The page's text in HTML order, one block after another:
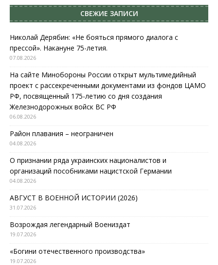
СВЕЖИЕ ЗАПИСИ
Николай Дерябин: «Не бояться прямого диалога с
прессой». Накануне 75-летия.
07.08.2026
На сайте Минобороны России открыт мультимедийный
проект с рассекреченными документами из фондов ЦАМО
РФ, посвященный 175-летию со дня создания
Железнодорожных войск ВС РФ
06.08.2026
Район плавания – неограничен
04.08.2026
О признании ряда украинских националистов и
организаций пособниками нацистской Германии
04.08.2026
АВГУСТ В ВОЕННОЙ ИСТОРИИ (2026)
31.07.2026
Возрождая легендарный Воениздат
19.07.2026
«Богини отечественного производства»
19.07.2026